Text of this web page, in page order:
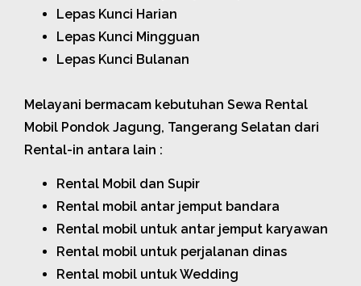
Lepas Kunci Harian
Lepas Kunci Mingguan
Lepas Kunci Bulanan
Melayani bermacam kebutuhan Sewa Rental
Mobil Pondok Jagung, Tangerang Selatan dari
Rental-in antara lain :
Rental Mobil dan Supir
Rental mobil antar jemput bandara
Rental mobil untuk antar jemput karyawan
Rental mobil untuk perjalanan dinas
Rental mobil untuk Wedding